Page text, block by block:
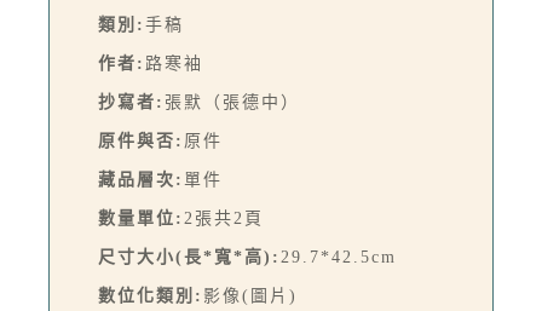
類別: 手稿
作者: 路寒袖
抄寫者: 張默（張德中）
原件與否: 原件
藏品層次: 單件
數量單位: 2張共2頁
尺寸大小(長*寬*高): 29.7*42.5cm
數位化類別: 影像(圖片)